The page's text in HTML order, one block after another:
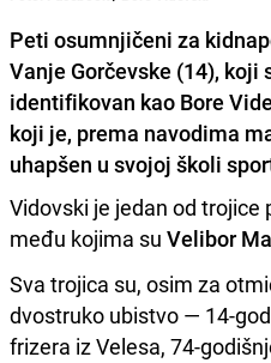
Peti osumnjičeni za
Vanje Gorčevske (14), koji
identifikovan kao Bore
koji je, prema navodima
uhapšen u svojoj školi
Vidovski je jedan od
među kojima su Velibor
Sva trojica su, osim za
dvostruko ubistvo — 14-
frizera iz Velesa, 74-